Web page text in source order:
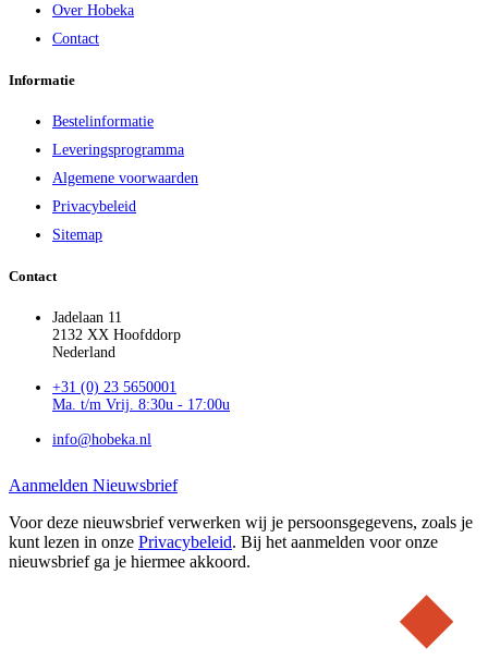
Over Hobeka
Contact
Informatie
Bestelinformatie
Leveringsprogramma
Algemene voorwaarden
Privacybeleid
Sitemap
Contact
Jadelaan 11
2132 XX Hoofddorp
Nederland
+31 (0) 23 5650001
Ma. t/m Vrij. 8:30u - 17:00u
info@hobeka.nl
Aanmelden Nieuwsbrief
Voor deze nieuwsbrief verwerken wij je persoonsgegevens, zoals je
kunt lezen in onze Privacybeleid. Bij het aanmelden voor onze
nieuwsbrief ga je hiermee akkoord.